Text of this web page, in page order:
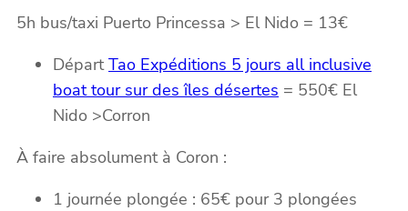
5h bus/taxi Puerto Princessa > El Nido = 13€
DépartTao Expéditions 5 jours all inclusive
boat tour sur des îles désertes = 550€ El
Nido >Corron
À faire absolument à Coron :
1 journée plongée : 65€ pour 3 plongées